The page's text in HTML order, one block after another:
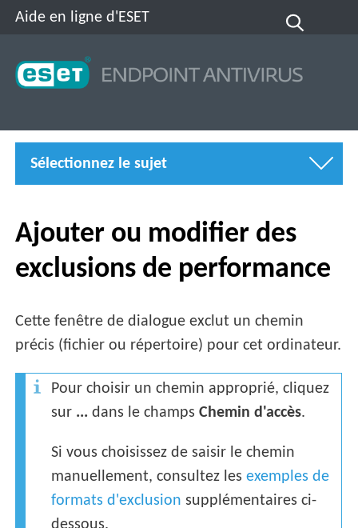
Aide en ligne d'ESET
Sélectionnez le sujet
Ajouter ou modifier des
exclusions de performance
Cette fenêtre de dialogue exclut un chemin
précis (fichier ou répertoire) pour cet ordinateur.
Pour choisir un chemin approprié, cliquez
sur ... dans le champsChemin d'accès.
Si vous choisissez de saisir le chemin
manuellement, consultez lesexemples de
formats d'exclusion supplémentaires ci-
dessous.